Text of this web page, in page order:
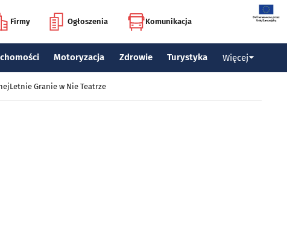
Firmy Ogłoszenia Komunikacja
Motoryzacja Zdrowie Turystyka Więcej
Letnie Granie w Nie Teatrze